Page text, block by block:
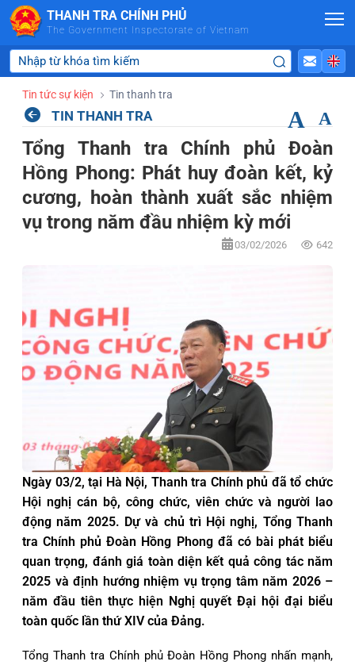
Skip to Main Content
THANH TRA CHÍNH PHỦ
The Government Inspectorate of Vietnam
Tin tức sự kiện Tin thanh tra
TIN THANH TRA A A
Tổng Thanh tra Chính phủ Đoàn
Hồng Phong: Phát huy đoàn kết, kỷ
cương, hoàn thành xuất sắc nhiệm
vụ trong năm đầu nhiệm kỳ mới
03/02/2026 642
Ngày 03/2, tại Hà Nội, Thanh tra Chính phủ đã tổ chức
Hội nghị cán bộ, công chức, viên chức và người lao
động năm 2025. Dự và chủ trì Hội nghị, Tổng Thanh
tra Chính phủ Đoàn Hồng Phong đã có bài phát biểu
quan trọng, đánh giá toàn diện kết quả công tác năm
2025 và định hướng nhiệm vụ trọng tâm năm 2026 –
năm đầu tiên thực hiện Nghị quyết Đại hội đại biểu
toàn quốc lần thứ XIV của Đảng.
Tổng Thanh tra Chính phủ Đoàn Hồng Phong nhấn mạnh,